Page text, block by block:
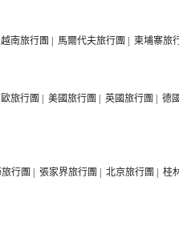
越南旅行團 | 馬爾代夫旅行團 | 柬埔寨旅
旅行團 | 美國旅行團 | 英國旅行團 | 德
行團 | 張家界旅行團 | 北京旅行團 | 桂